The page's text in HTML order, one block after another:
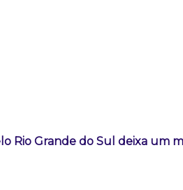
Rio Grande do Sul deixa um